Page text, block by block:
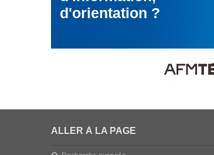
d'orientation ?
ALLER À LA PAGE